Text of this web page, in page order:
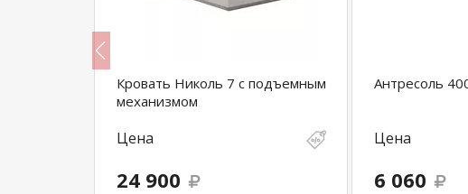
Кровать Николь 7 с подъемным
механизмом
Цена
24 900
Антресоль
Цена
6 060